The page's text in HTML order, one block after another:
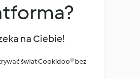
na Ciebie!
świat Cookidoo® bez